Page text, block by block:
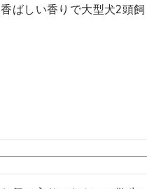
香ばしい香りで大型犬2頭